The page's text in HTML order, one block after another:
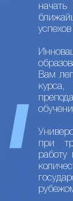
Вам
при